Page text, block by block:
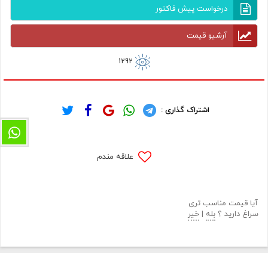
درخواست پیش فاکتور
آرشیو قیمت
1292
اشتراک گذاری :
علاقه مندم
آیا قیمت مناسب تری
سراغ دارید ؟ بله | خیر